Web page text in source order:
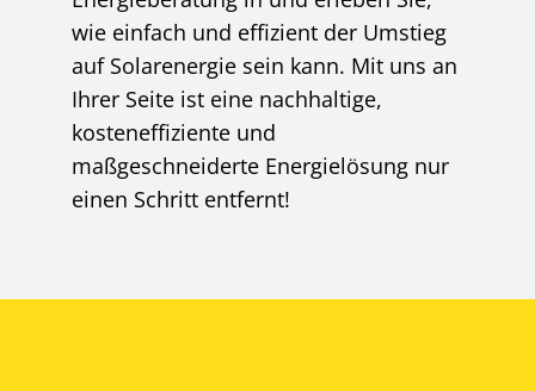
wie einfach und effizient der Umstieg
auf Solarenergie sein kann. Mit uns an
Ihrer Seite ist eine nachhaltige,
kosteneffiziente und
maßgeschneiderte Energielösung nur
einen Schritt entfernt!